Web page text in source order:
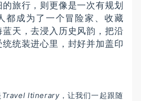
旅行，则更像是一次有规划
都成为了一个冒险家、收藏
天，去浸入历史风韵，把沿
统装进心里，封好并加盖印
Travel Itinerary，让我们一起跟随